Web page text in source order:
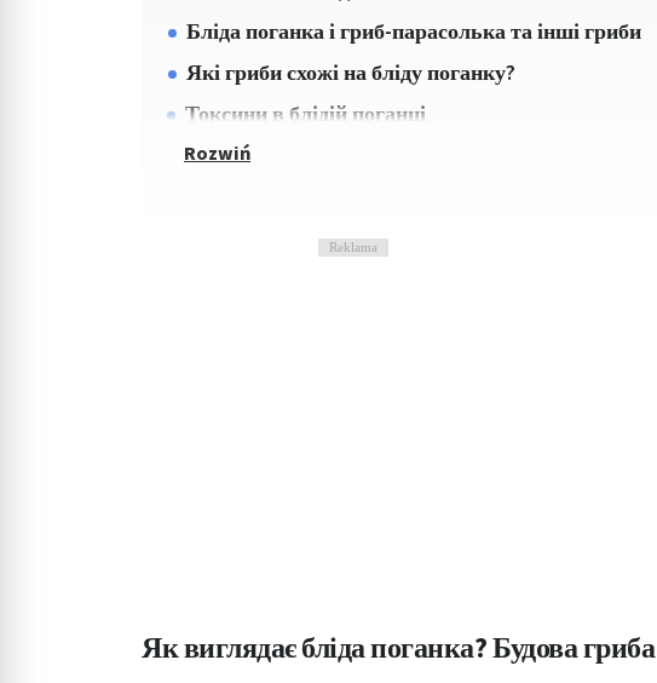
Бліда поганка і гриб-парасолька та інші гриби
Які гриби схожі на бліду поганку?
Токсини в блідій поганці
Reklama
Як виглядає бліда поганка? Будова гриба